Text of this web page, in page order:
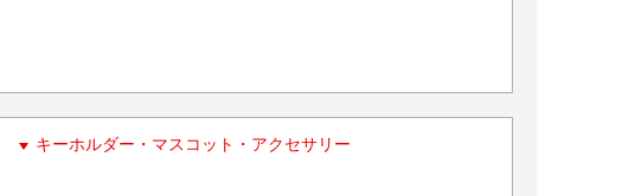
キーホルダー・マスコット・アクセサリー